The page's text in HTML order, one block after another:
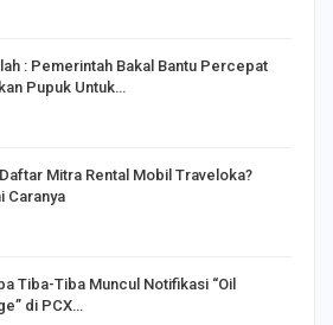
: Pemerintah Bakal Bantu Percepat
Pupuk Untuk…
Mitra Rental Mobil Traveloka?
Caranya
Tiba-Tiba Muncul Notifikasi “Oil
di PCX…